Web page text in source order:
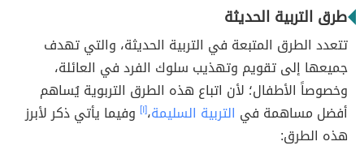
طرق التربية الحديثة
تتعدد الطرق المتبعة في التربية الحديثة، والتي تهدف
جميعها إلى تقويم وتهذيب سلوك الفرد في العائلة،
وخصوصاً الأطفال؛ لأن اتباع هذه الطرق التربوية يُساهم
أفضل مساهمة في التربية السليمة،[١] وفيما يأتي ذكر لأبرز
هذه الطرق: